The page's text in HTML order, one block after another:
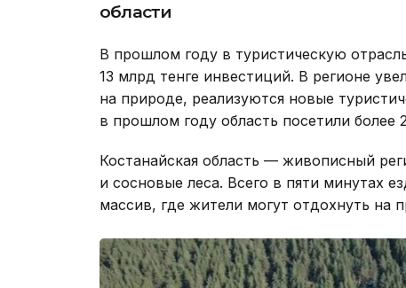
области
В прошлом году в туристическую
13 млрд тенге инвестиций. В регионе
на природе, реализуются новые
в прошлом году область посетили более
Костанайская область — живописный
и сосновые леса. Всего в пяти минутах
массив, где жители могут отдохнуть на